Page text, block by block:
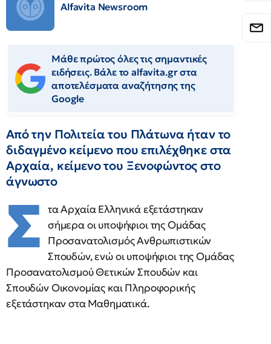
Alfavita Newsroom
Μάθε πρώτος όλες τις σημαντικές
ειδήσεις. Βάλε το alfavita.gr στα
αποτελέσματα αναζήτησης της
Google
Από την Πολιτεία του Πλάτωνα ήταν το
διδαγμένο κείμενο που επιλέχθηκε στα
Αρχαία, κείμενο του Ξενοφώντος στο
άγνωστο
Σ τα Αρχαία Ελληνικά εξετάστηκαν
σήμερα οι υποψήφιοι της Ομάδας
Προσανατολισμός Ανθρωπιστικών
Σπουδών, ενώ οι υποψήφιοι της Ομάδας
Προσανατολισμού Θετικών Σπουδών και
Σπουδών Οικονομίας και Πληροφορικής
εξετάστηκαν στα Μαθηματικά.